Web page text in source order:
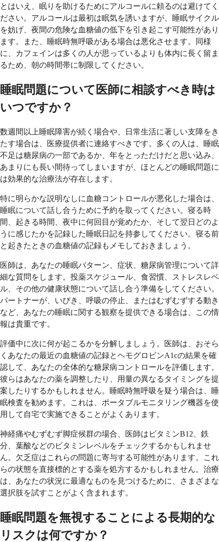
とはいえ、眠りを助けるためにアルコールに頼るのは避けてく
ださい。アルコールは最初は眠気を誘いますが、睡眠サイクル
を妨げ、夜間の危険な血糖値の低下を引き起こす可能性があり
ます。また、睡眠時無呼吸がある場合は悪化させます。同様
に、カフェインは多くの人が思っているよりも体内に長く留ま
るため、朝の時間帯に制限してください。
睡眠問題について医師に相談すべき時は
いつですか？
数週間以上睡眠障害が続く場合や、日常生活に著しい支障をき
たす場合は、医療提供者に連絡すべきです。多くの人は、睡眠
不足は糖尿病の一部であるか、年をとっただけだと思い込み、
あまりにも長い間待ってしまいますが、ほとんどの睡眠問題に
は効果的な治療法が存在します。
特に明らかな説明なしに血糖コントロールが悪化した場合は、
睡眠について話し合うために予約を取ってください。寝る時
間、起きる時間、夜中に何回目が覚めたか、そして翌日どのよ
うに感じたかを記録した睡眠日記を持参してください。寝る前
と起きたときの血糖値の記録もメモしておきましょう。
医師は、あなたの睡眠パターン、症状、糖尿病管理について詳
細な質問をします。投薬スケジュール、食習慣、ストレスレベ
ル、その他の健康状態について話し合う準備をしてください。
パートナーが、いびき、呼吸の停止、またはむずむずする動き
など、あなたの睡眠に関する観察を提供できる場合は、この情
報は貴重です。
評価中に次に何が起こるかを分解しましょう。医師は、おそら
くあなたの最近の血糖値の記録とヘモグロビンA1cの結果を確
認して、あなたの全体的な糖尿病コントロールを評価します。
彼らはあなたの薬を調整したり、用量の異なるタイミングを提
案したりするかもしれません。睡眠時無呼吸を疑う場合は、睡
眠検査を勧めます。これは、ポータブルモニタリング機器を使
用して自宅で実施できることがよくあります。
神経痛やむずむず脚症候群の場合、医師はビタミンB12、鉄
分、葉酸などのビタミンレベルをチェックするかもしれませ
ん。欠乏症はこれらの問題に寄与する可能性があります。これ
らの状態を直接標的とする薬を処方するかもしれません。治療
は、あなたの状況に最適なものを見つけるために、さまざまな
選択肢を試すことがよく含まれます。
睡眠問題を無視することによる長期的な
リスクは何ですか？